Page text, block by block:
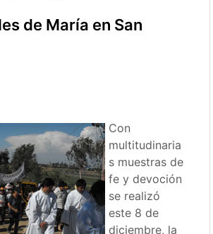
de María en San
Con
multitudinaria
s muestras de
fe y devoción
se realizó
este 8 de
diciembre, la